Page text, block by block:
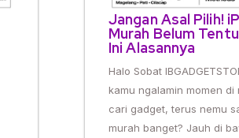
Jangan Asal Pilih!
Murah Belum
Ini Alasannya
Halo Sobat
kamu ngalamin momen
cari gadget, terus nemu
murah banget? Jauh di